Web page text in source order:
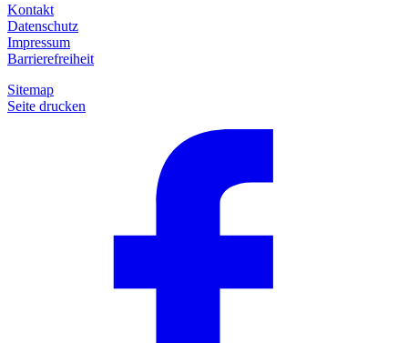
Kontakt
Datenschutz
Impressum
Barrierefreiheit
Sitemap
Seite drucken